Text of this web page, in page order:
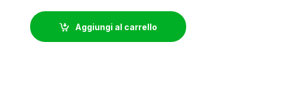
CULTISTAR T5 MEDIUM - 4 TUBI - 216W - 120CM quantity
Aggiungi al carrello